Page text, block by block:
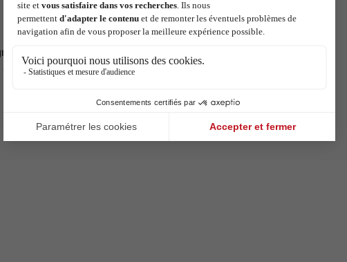
le pèse-personne SECA 803 Clara est un choix judicieux
durable.